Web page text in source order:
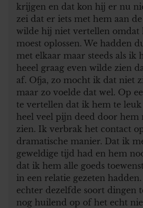
krijgen en dat kon hij er nu
zei dat er iets met hem aan
wilde hij niet vertellen omdat
moest oplossen. We hadden
met elkaar maar steeds als ik
heeel graag even wilde zien
af. Ofja, zo mocht ik dat niet
maar zo voelde dat wel. Op
te vertellen dat ik hem te
heel veel pijn deed door hem
zien. Ik verbrak het contact
dramatische manier. Dat ik
geweldige tijd had en hem
dat ik hem alle goeds
in een relatie gezeten
echter dezelfde soort dingen
nog huilend op of het echt